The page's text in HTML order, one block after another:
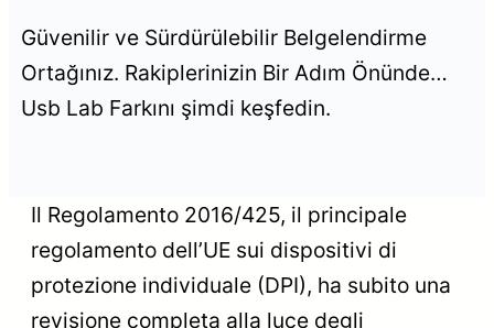
Güvenilir ve Sürdürülebilir Belgelendirme
Ortağınız. Rakiplerinizin Bir Adım Önünde…
Usb Lab Farkını şimdi keşfedin.
Il Regolamento 2016/425, il principale
regolamento dell’UE sui dispositivi di
protezione individuale (DPI), ha subito una
revisione completa alla luce degli